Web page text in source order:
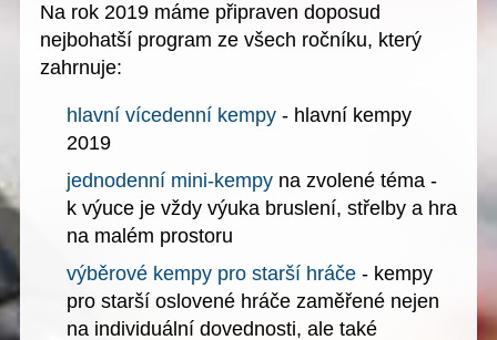
Na rok 2019 máme připraven doposud
nejbohatší program ze všech ročníku, který
zahrnuje:
hlavní vícedenní kempy - hlavní kempy
2019
jednodenní mini-kempy na zvolené téma -
k výuce je vždy výuka bruslení, střelby a hra
na malém prostoru
výběrové kempy pro starší hráče - kempy
pro starší oslovené hráče zaměřené nejen
na individuální dovednosti, ale také